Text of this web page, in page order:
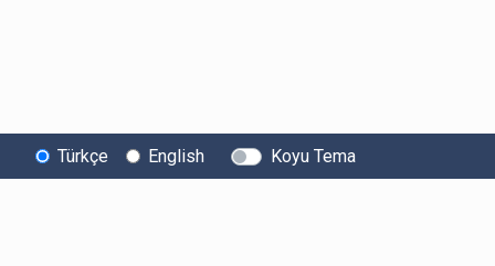
Türkçe English Koyu Tema